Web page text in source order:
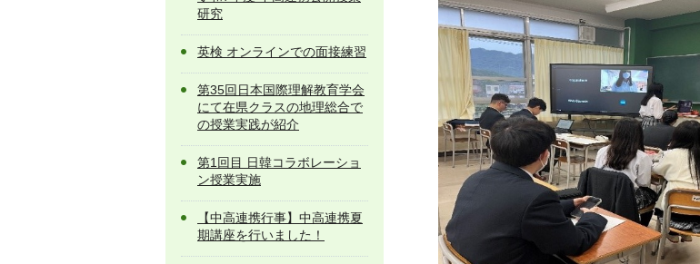
研究
英検 オンラインでの面接練習
第35回日本国際理解教育学会
にて在県クラスの地理総合で
の授業実践が紹介
第1回目 日韓コラボレーショ
ン授業実施
【中高連携行事】中高連携夏
期講座を行いました！